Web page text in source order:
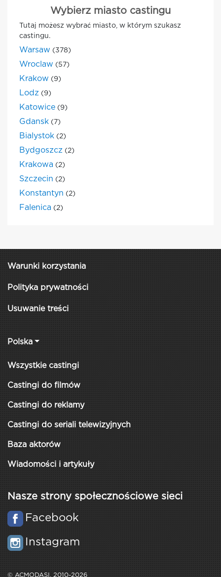
Wybierz miasto castingu
Tutaj możesz wybrać miasto, w którym szukasz
castingu.
Warsaw (378)
Wroclaw (57)
Krakow (9)
Lodz (9)
Katowice (9)
Gdansk (7)
Bialystok (2)
Bydgoszcz (2)
Krakowa (2)
Szczecin (2)
Konstantyn (2)
Falenica (2)
Warunki korzystania
Polityka prywatności
Usuwanie treści
Polska
Wszystkie castingi
Castingi do filmów
Castingi do reklamy
Castingi do seriali telewizyjnych
Baza aktorów
Wiadomości i artykuły
Nasze strony społecznościowe sieci
Facebook
Instagram
© ACMODASI, 2010-2026